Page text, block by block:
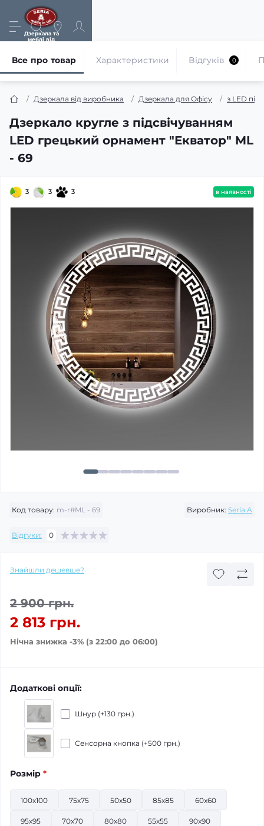
Дзеркала та
меблі від
Дзеркала від виробника Дзеркала для Офісу з LED
Дзеркало кругле з підсвічуванням
LED грецький орнамент "Екватор" ML
- 69
Все про товар Характеристики Відгуків 0
3 3 3 в наявності
Код товару: m-r#ML - 69 Виробник: Seria A
Відгуки: 0
Знайшли дешевше?
2 900 грн.
2 813 грн.
Нічна знижка -3% (з 22:00 до 06:00)
Додаткові опції:
Шнур (+130 грн.)
Сенсорна кнопка (+500 грн.)
Розмір *
100x100 75х75 50x50 85x85 60x60
95x95 70х70 80х80 55х55 90x90